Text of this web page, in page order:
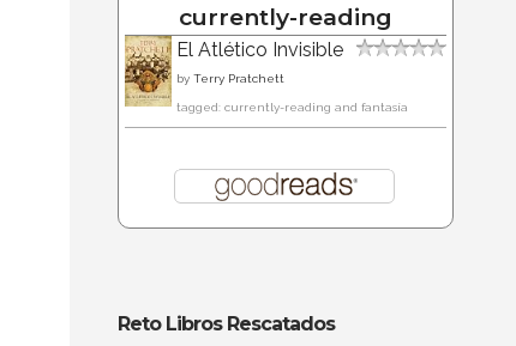
currently-reading
El Atlético Invisible
by Terry Pratchett
tagged: currently-reading and fantasía
Reto Libros Rescatados